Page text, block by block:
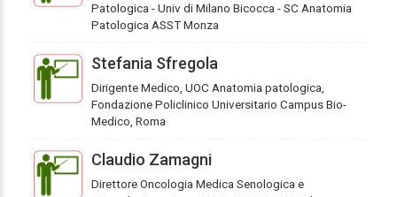
Patologica - Univ di Milano Bicocca - SC Anatomia
Patologica ASST Monza
Stefania Sfregola
Dirigente Medico, UOC Anatomia patologica,
Fondazione Policlinico Universitario Campus Bio-
Medico, Roma
Claudio Zamagni
Direttore Oncologia Medica Senologica e